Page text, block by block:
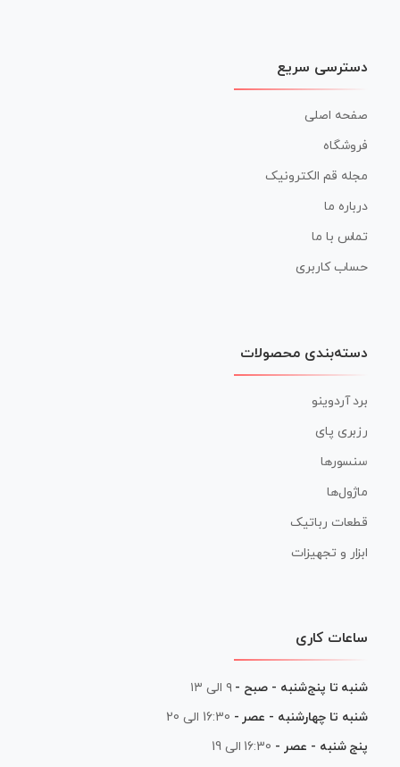
دسترسی سریع
صفحه اصلی
فروشگاه
مجله قم الکترونیک
درباره ما
تماس با ما
حساب کاربری
دسته‌بندی محصولات
برد آردوینو
رزبری پای
سنسورها
ماژول‌ها
قطعات رباتیک
ابزار و تجهیزات
ساعات کاری
شنبه تا پنج‌شنبه - صبح - ۹ الی ۱۳
شنبه تا چهارشنبه - عصر - 16:30 الی 20
پنج شنبه - عصر - 16:30 الی 19